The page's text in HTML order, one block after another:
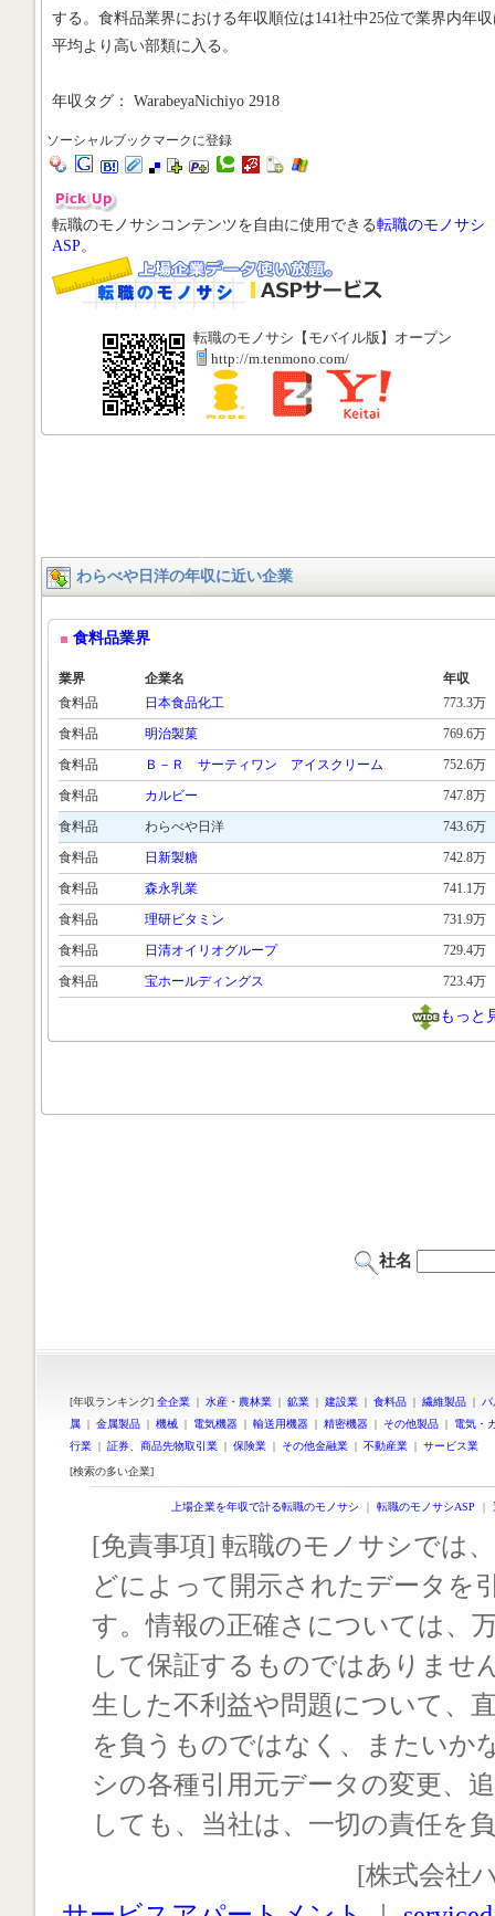
する。食料品業界における年収順位は141社中25位で業界内年
平均より高い部類に入る。
年収タグ： WarabeyaNichiyo 2918
ソーシャルブックマークに登録
転職のモノサシコンテンツを自由に使用できる転職のモノサシ
ASP。
転職のモノサシ【モバイル版】オープン
http://m.tenmono.com/
わらべや日洋の年収に近い企業
食料品業界
業界 企業名
年収
食料品
日本食品化工
773.3万
食料品
明治製菓
769.6万
食料品
Ｂ－Ｒ サーティワン アイスクリーム
752.6万
食料品
カルビー
747.8万
食料品
わらべや日洋
743.6万
食料品
日新製糖
742.8万
食料品
森永乳業
741.1万
食料品
理研ビタミン
731.9万
食料品
日清オイリオグループ
729.4万
食料品
宝ホールディングス 723.4万
もっと
社名
[年収ランキング] 全企業 | 水産・農林業 | 鉱業 | 建設業 | 食料品 | 繊維製品 |
属 | 金属製品 | 機械 | 電気機器 | 輸送用機器 | 精密機器 | その他製品 | 電気・
行業 | 証券、商品先物取引業 | 保険業 | その他金融業 | 不動産業 | サービス業
[検索の多い企業]
上場企業を年収で計る転職のモノサシ ｜ 転職のモノサシASP ｜
[免責事項] 転職のモノサシでは
どによって開示されたデータを
す。情報の正確さについては、
して保証するものではありませ
生した不利益や問題について、
を負うものではなく、またいか
シの各種引用元データの変更、
しても、当社は、一切の責任を
[株式会社